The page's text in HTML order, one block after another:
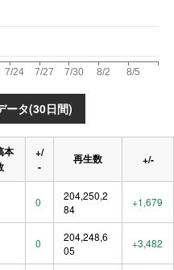
ータ(30日間)
本
+/
-
再生数 +/-
0
204,250,2
84
+1,679
0
204,248,6
05
+3,482